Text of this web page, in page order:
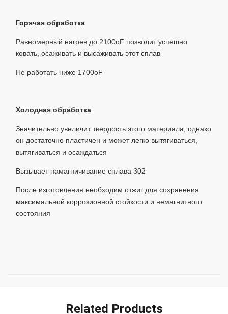
Горячая обработка
Равномерный нагрев до 2100oF позволит успешно
ковать, осаживать и высаживать этот сплав
Не работать ниже 1700oF
Холодная обработка
Значительно увеличит твердость этого материала; однако
он достаточно пластичен и может легко вытягиваться,
вытягиваться и осаждаться
Вызывает намагничивание сплава 302
После изготовления необходим отжиг для сохранения
максимальной коррозионной стойкости и немагнитного
состояния
Related Products